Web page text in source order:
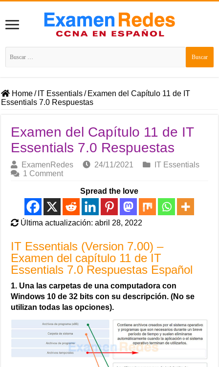
Buscar:
Home/ IT Essentials/ Examen del Capítulo 11 de IT
Essentials 7.0 Respuestas
Examen del Capítulo 11 de IT
Essentials 7.0 Respuestas
ExamenRedes 24/11/2021
IT Essentials
1 Comment
Spread the love
Última actualización: abril 28, 2022
IT Essentials (Version 7.00) –
Examen del capítulo 11 de IT
Essentials 7.0 Respuestas Español
1. Una las carpetas de una computadora con
Windows 10 de 32 bits con su descripción. (No se
utilizan todas las opciones).